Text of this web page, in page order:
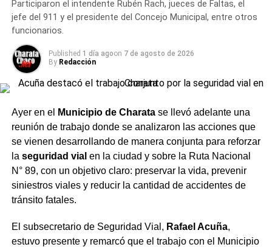
TEMAS RELACIONADOS
PARO CGT
ACTUALIDAD
Descuento a empleados públicos por paro
general: el Gobierno endurece su postura
NOTICIAS
El Gobierno eliminará el artículo de licencias
médicas y llevará reforma laboral nuevamente al
Senado
personal a cargo de la tarea preventiva, sino también en
la instancia posterior, de modo que se trate de un
personas involucradas.
Un encuentro con distintas
áreas
Del encuentro participaron, además, el intendente de
subsecretario de Seguridad
Vial, Rafael Acuña
; la jueza de Faltas Municipal, Gimena
Vázquez; el director de Zona Interior Charata, Antonio
Rudaz; el secretario de Tránsito, Carlos Aoad; el jefe del
Caminera, Mario Sosa, y el presidente del Concejo
Municipal, Alejandro Barcala.
Participaron el intendente Rubén Rach, jueces de Faltas, el
jefe del 911 y el presidente del Concejo Municipal, entre otros
funcionarios.
Published 1 día agoon 7 de agosto de 2026
By Redacción
Ayer en el Municipio de Charatase llevó adelante una
reunión de trabajo donde se analizaron las acciones que
se vienen desarrollando de manera conjunta para reforzar
la seguridad vial en la ciudad y sobre la Ruta Nacional
N° 89, con un objetivo claro: preservar la vida, prevenir
siniestros viales y reducir la cantidad de accidentes de
tránsito fatales.
El subsecretario de Seguridad Vial, Rafael Acuña,
estuvo presente y remarcó que el trabajo con el Municipio